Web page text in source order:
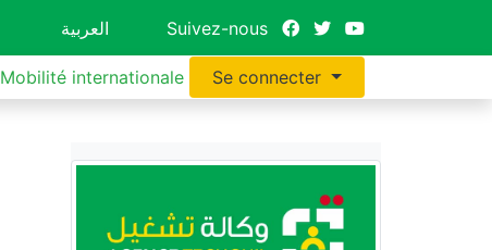
العربية Suivez-nous
Mobilité internationale Se connecter